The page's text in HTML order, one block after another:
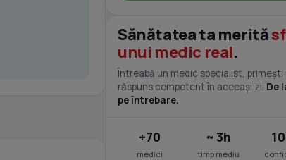
Sănătatea ta merită
unui medic real.
Întreabă un medic specialist, primești
răspuns competent în aceeași zi. De
pe întrebare.
+70
medici
~ 3h
timp mediu